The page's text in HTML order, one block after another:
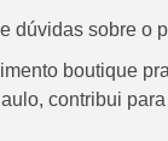
dúvidas sobre o
boutique
contribui